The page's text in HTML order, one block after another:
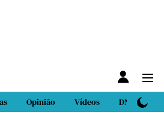
Opinião Vídeos DN Sport